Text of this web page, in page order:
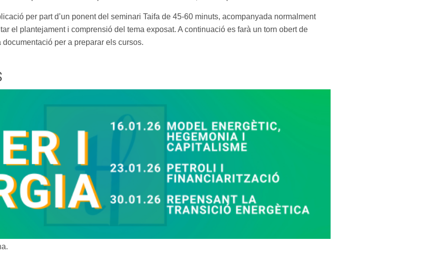
per part d’un ponent del seminari Taifa de 45-60 minuts, acompanyada normalment
el plantejament i comprensió del tema exposat. A continuació es farà un torn obert de
per a preparar els cursos.